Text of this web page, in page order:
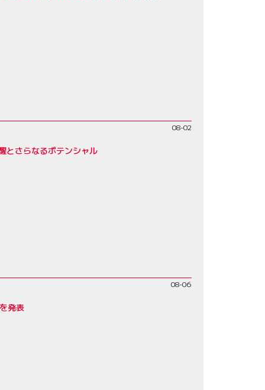
08-02
とさらなるポテンシャル
08-06
発表